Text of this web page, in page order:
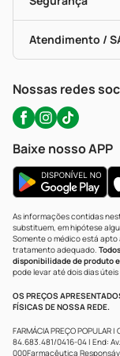
Troca E Devolução
Bulas De A A Z
Políticas De
Testes Rápidos
Autoteste Covid-
Certificado De
Portal Da
Atendimento /
WhatsApp (47)
Nossas redes
Baixe nosso APP
As informações contidas
substituem, em hipótese
Somente o médico está
tratamento adequado.
disponibilidade de produto
pode levar até dois dias
OS PREÇOS
FÍSICAS DE NOSSA REDE.
FARMÁCIA PREÇO
84.683.481/0416-04 | End:
000Farmacêutica